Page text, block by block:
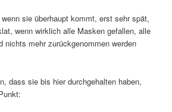
sie überhaupt kommt, erst sehr spät,
wenn wirklich alle Masken gefallen, alle
nichts mehr zurückgenommen werden
dass sie bis hier durchgehalten haben,